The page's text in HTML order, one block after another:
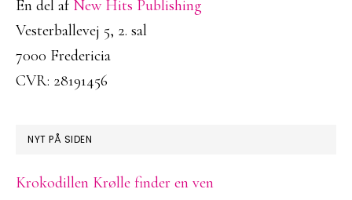
En del afNew Hits Publishing
Vesterballevej 5, 2. sal
7000 Fredericia
CVR: 28191456
NYT PÅ SIDEN
Krokodillen Krølle finder en ven